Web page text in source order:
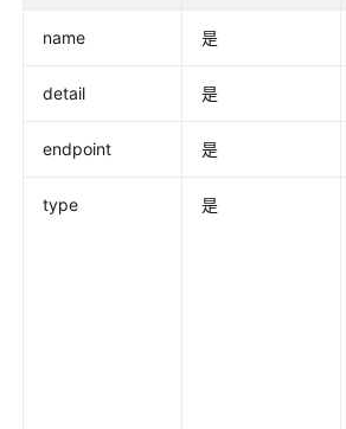
name 是
detail 是
endpoint 是
type 是